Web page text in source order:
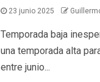
23 junio 2025
Temporada baja
una temporada alta
entre junio...